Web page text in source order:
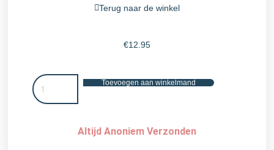
Terug naar de winkel
€12.95
Toevoegen aan winkelmand
Altijd Anoniem Verzonden